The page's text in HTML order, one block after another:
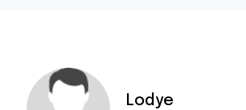
Lodye